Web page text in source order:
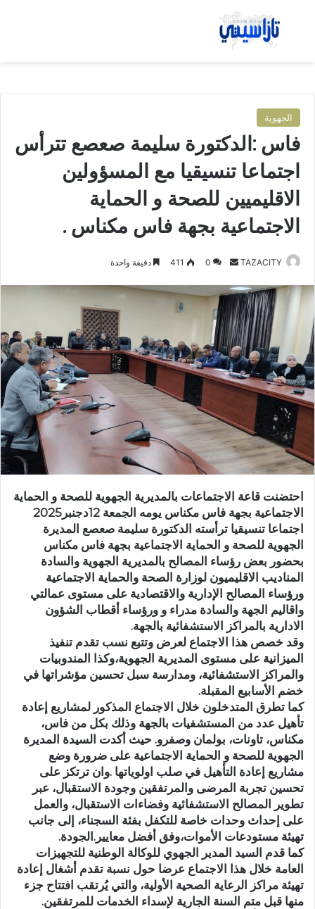
بحث عن
الجهوية
فاس :الدكتورة سليمة صعصع تترأس
اجتماعا تنسيقيا مع المسؤولين
الاقليميين للصحة و الحماية
الاجتماعية بجهة فاس مكناس .
TAZACITY
س
ل
ب
ر
ي
د
ك
ت
و
ن
ا
0
411 دقيقة واحدة
احتضنت قاعة الاجتماعات بالمديرية الجهوية للصحة و الحماية
الاجتماعية بجهة فاس مكناس يومه الجمعة 12دجنبر2025
اجتماعا تنسيقيا ترأسته الدكتورة سليمة صعصع المديرة
الجهوية للصحة و الحماية الاجتماعية بجهة فاس مكناس
بحضور بعض رؤساء المصالح بالمديرية الجهوية والسادة
المناديب الاقليميون لوزارة الصحة والحماية الاجتماعية
ورؤساء المصالح الإدارية والاقتصادية على مستوى عمالتي
واقاليم الجهة والسادة مدراء و ورؤساء أقطاب الشؤون
الادارية بالمراكز الاستشفائية بالجهة.
وقد خصص هذا الاجتماع لعرض وتتبع نسب تقدم تنفيذ
الميزانية على مستوى المديرية الجهوية،وكذا المندوبيات
والمراكز الاستشفائية، ومدارسة سبل تحسين مؤشراتها في
خضم الأسابيع المقبلة.
كما تطرق المتدخلون خلال الاجتماع المذكور لمشاريع إعادة
تأهيل عدد من المستشفيات بالجهة وذلك بكل من فاس،
مكناس، تاونات، بولمان وصفرو. حيث أكدت السيدة المديرة
الجهوية للصحة و الحماية الاجتماعية على ضرورة وضع
مشاريع إعادة التأهيل في صلب اولوياتها .وان ترتكز على
تحسين تجربة المرضى والمرتفقين وجودة الاستقبال، عبر
تطوير المصالح الاستشفائية وفضاءات الاستقبال، والعمل
على إحداث وحدات خاصة للتكفل بفئة السجناء، إلى جانب
تهيئة مستودعات الأموات،وفق أفضل معايير.الجودة.
كما قدم السيد المدير الجهوي للوكالة الوطنية للتجهيزات
العامة خلال هذا الاجتماع عرضا حول نسبة تقدم أشغال إعادة
تهيئة مراكز الرعاية الصحية الأولية، والتي يُرتقب افتتاح جزء
منها قبل متم السنة الجارية لإسداء الخدمات للمرتفقين.